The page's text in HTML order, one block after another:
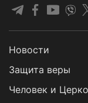
Новости
Защита веры
Человек и